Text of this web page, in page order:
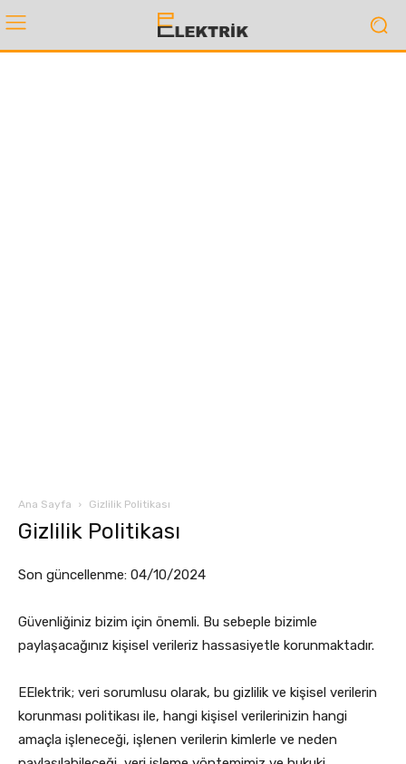
Ana Sayfa Gizlilik Politikası
Gizlilik Politikası
Son güncellenme: 04/10/2024
Güvenliğiniz bizim için önemli. Bu sebeple bizimle
paylaşacağınız kişisel verileriz hassasiyetle korunmaktadır.
EElektrik; veri sorumlusu olarak, bu gizlilik ve kişisel verilerin
korunması politikası ile, hangi kişisel verilerinizin hangi
amaçla işleneceği, işlenen verilerin kimlerle ve neden